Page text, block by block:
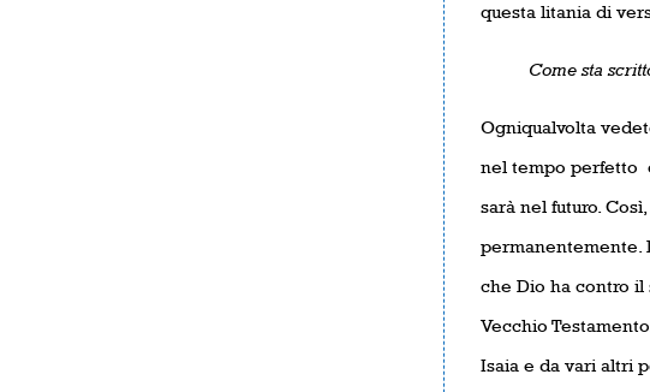
questa litania di
Come sta
Ogniqualvolta
nel tempo perfetto
sarà nel futuro. Così,
permanentemente.
che Dio ha contro il
Vecchio
Isaia e da vari altri